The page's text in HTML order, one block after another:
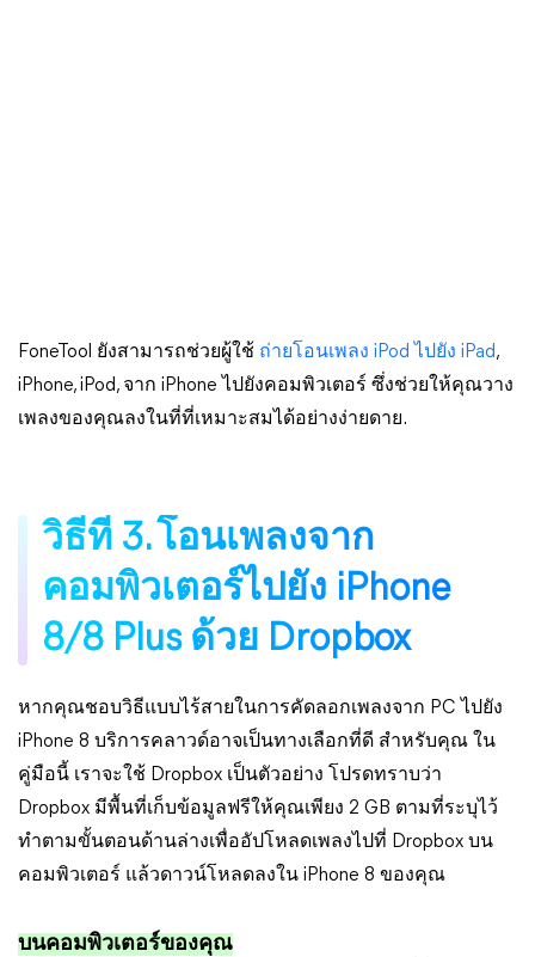
FoneTool ยังสามารถช่วยผู้ใช้ ถ่ายโอนเพลง iPod ไปยัง iPad,
iPhone, iPod, จาก iPhone ไปยังคอมพิวเตอร์ ซึ่งช่วยให้คุณวาง
เพลงของคุณลงในที่ที่เหมาะสมได้อย่างง่ายดาย.
วิธีที่ 3. โอนเพลงจาก
คอมพิวเตอร์ไปยัง iPhone
8/8 Plus ด้วย Dropbox
หากคุณชอบวิธีแบบไร้สายในการคัดลอกเพลงจาก PC ไปยัง
iPhone 8 บริการคลาวด์อาจเป็นทางเลือกที่ดี สำหรับคุณ ใน
คู่มือนี้ เราจะใช้ Dropbox เป็นตัวอย่าง โปรดทราบว่า
Dropbox มีพื้นที่เก็บข้อมูลฟรีให้คุณเพียง 2 GB ตามที่ระบุไว้
ทำตามขั้นตอนด้านล่างเพื่ออัปโหลดเพลงไปที่ Dropbox บน
คอมพิวเตอร์ แล้วดาวน์โหลดลงใน iPhone 8 ของคุณ
บนคอมพิวเตอร์ของคุณ